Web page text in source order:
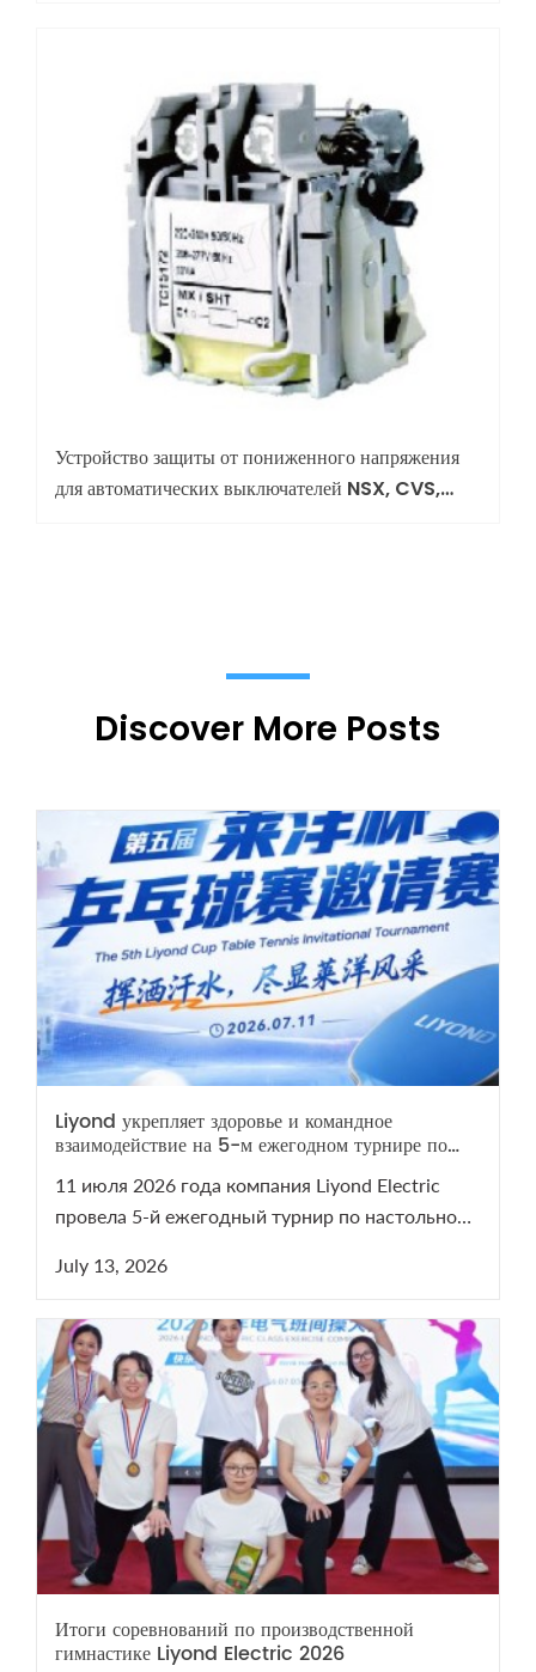
Устройство защиты от пониженного напряжения
для автоматических выключателей NSX, CVS,
Discover More Posts
Liyond укрепляет здоровье и командное
взаимодействие на 5-м ежегодном турнире по
11 июля 2026 года компания Liyond Electric
провела 5-й ежегодный турнир по настольному
напомнило о важности здоровья. Смотрите
July 13, 2026
Итоги соревнований по производственной
гимнастике Liyond Electric 2026